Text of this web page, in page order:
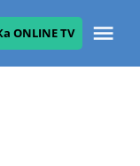
ONLINE TV